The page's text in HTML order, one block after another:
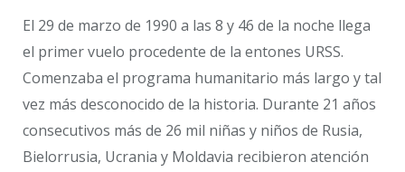
El 29 de marzo de 1990 a las 8 y 46 de la noche llega
el primer vuelo procedente de la entones URSS.
Comenzaba el programa humanitario más largo y tal
vez más desconocido de la historia. Durante 21 años
consecutivos más de 26 mil niñas y niños de Rusia,
Bielorrusia, Ucrania y Moldavia recibieron atención